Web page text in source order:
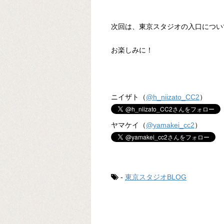
次回は、東京スタジオの入口につ
お楽しみに！
ニイザト（@h_niizato_CC2）
ヤマケイ（@yamakei_cc2）
- 東京スタジオBLOG